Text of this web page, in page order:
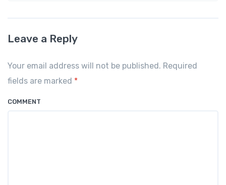
Leave a Reply
Your email address will not be published. Required
fields are marked *
COMMENT